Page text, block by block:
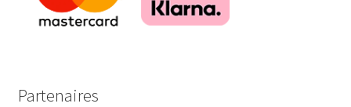
Partenaires